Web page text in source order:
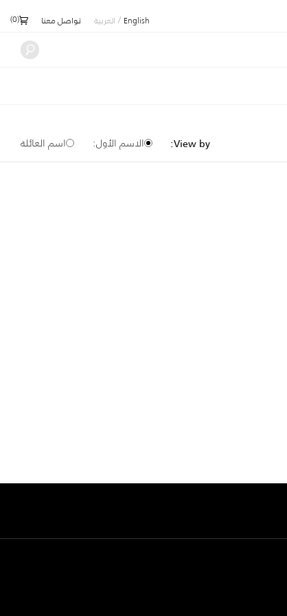
English
/ العربية تواصل معنا (
0
)
View by: الاسم الأول: اسم العائلة